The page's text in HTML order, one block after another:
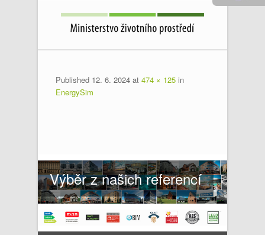
Published 12. 6. 2024 at 474 × 125 in
EnergySim
Výběr z našich referencí